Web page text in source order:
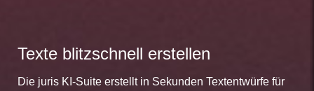
Texte blitzschnell erstellen
Die juris KI-Suite erstellt in Sekunden Textentwürfe für